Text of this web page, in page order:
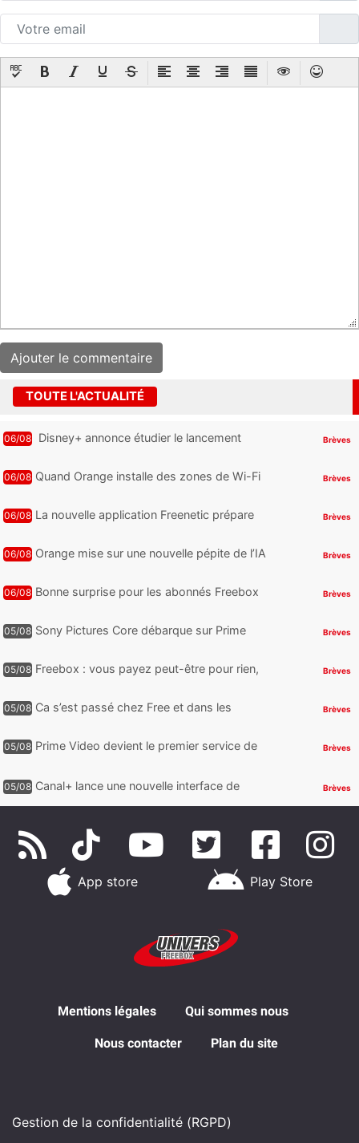
TOUTE L'ACTUALITÉ
06/08
Disney+ annonce étudier le lancement
Brèves
06/08 Quand Orange installe des zones de Wi-Fi
Brèves
06/08 La nouvelle application Freenetic prépare
Brèves
06/08 Orange mise sur une nouvelle pépite de l’IA Brèves
06/08 Bonne surprise pour les abonnés Freebox
Brèves
05/08 Sony Pictures Core débarque sur Prime
Brèves
05/08 Freebox : vous payez peut-être pour rien,
Brèves
05/08 Ca s’est passé chez Free et dans les
Brèves
05/08 Prime Video devient le premier service de
Brèves
05/08 Canal+ lance une nouvelle interface de
Brèves
App store Play Store
Mentions légales Qui sommes nous
Nous contacter Plan du site
Gestion de la confidentialité (RGPD)